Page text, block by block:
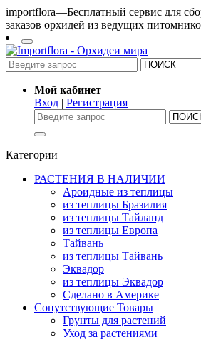
importflora—Бесплатный сервис для
заказов орхидей из ведущих
Мой кабинет
Вход | Регистрация
Категории
РАСТЕНИЯ В НАЛИЧИИ
Ароидные из теплицы
из теплицы Бразилия
из теплицы Тайланд
из теплицы Европа
Тайвань
из теплицы Тайвань
Эквадор
из теплицы Эквадор
Сделано в Америке
Сопутствующие Товары
Грунты для растений
Уход за растениями